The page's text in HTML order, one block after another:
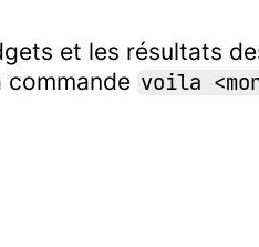
et les résultats
commande voila